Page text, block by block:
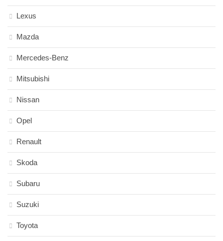
Lexus
Mazda
Mercedes-Benz
Mitsubishi
Nissan
Opel
Renault
Skoda
Subaru
Suzuki
Toyota